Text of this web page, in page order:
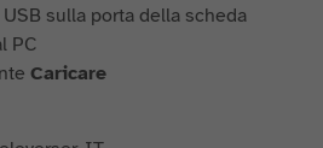
sulla porta della scheda
PC
Caricare